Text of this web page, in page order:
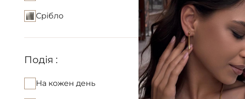
Срібло
Подія :
На кожен день